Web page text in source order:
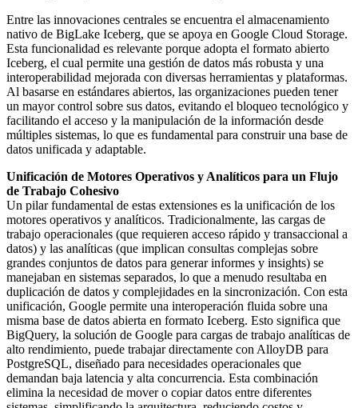
Entre las innovaciones centrales se encuentra el almacenamiento
nativo de BigLake Iceberg, que se apoya en Google Cloud Storage.
Esta funcionalidad es relevante porque adopta el formato abierto
Iceberg, el cual permite una gestión de datos más robusta y una
interoperabilidad mejorada con diversas herramientas y plataformas.
Al basarse en estándares abiertos, las organizaciones pueden tener
un mayor control sobre sus datos, evitando el bloqueo tecnológico y
facilitando el acceso y la manipulación de la información desde
múltiples sistemas, lo que es fundamental para construir una base de
datos unificada y adaptable.
Unificación de Motores Operativos y Analíticos para un Flujo
de Trabajo Cohesivo
Un pilar fundamental de estas extensiones es la unificación de los
motores operativos y analíticos. Tradicionalmente, las cargas de
trabajo operacionales (que requieren acceso rápido y transaccional a
datos) y las analíticas (que implican consultas complejas sobre
grandes conjuntos de datos para generar informes y insights) se
manejaban en sistemas separados, lo que a menudo resultaba en
duplicación de datos y complejidades en la sincronización. Con esta
unificación, Google permite una interoperación fluida sobre una
misma base de datos abierta en formato Iceberg. Esto significa que
BigQuery, la solución de Google para cargas de trabajo analíticas de
alto rendimiento, puede trabajar directamente con AlloyDB para
PostgreSQL, diseñado para necesidades operacionales que
demandan baja latencia y alta concurrencia. Esta combinación
elimina la necesidad de mover o copiar datos entre diferentes